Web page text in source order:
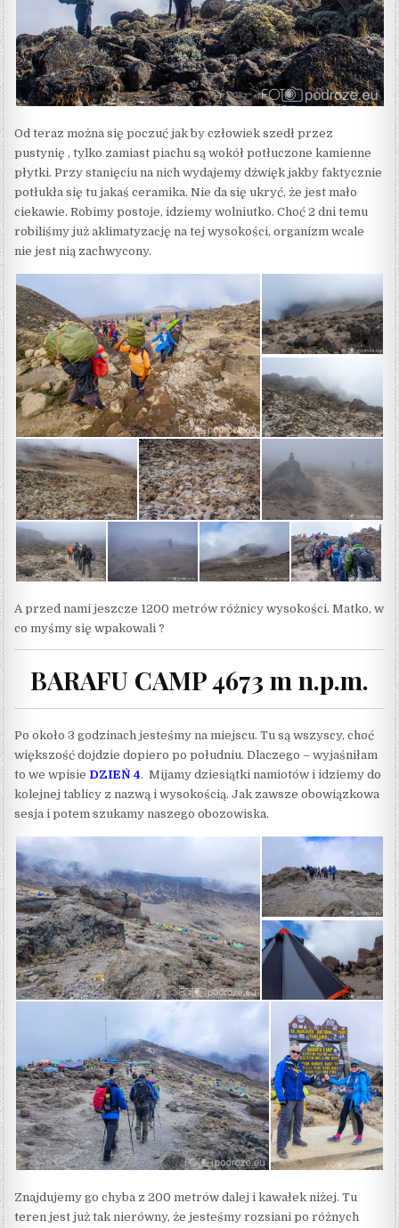
Od teraz można się poczuć jak by człowiek szedł przez
pustynię , tylko zamiast piachu są wokół potłuczone kamienne
płytki. Przy stanięciu na nich wydajemy dźwięk jakby faktycznie
potłukła się tu jakaś ceramika. Nie da się ukryć, że jest mało
ciekawie. Robimy postoje, idziemy wolniutko. Choć 2 dni temu
robiliśmy już aklimatyzację na tej wysokości, organizm wcale
nie jest nią zachwycony.
A przed nami jeszcze 1200 metrów różnicy wysokości. Matko, w
co myśmy się wpakowali ?
BARAFU CAMP 4673 m n.p.m.
Po około 3 godzinach jesteśmy na miejscu. Tu są wszyscy, choć
większość dojdzie dopiero po południu. Dlaczego – wyjaśniłam
to we wpisie DZIEŃ 4. Mijamy dziesiątki namiotów i idziemy do
kolejnej tablicy z nazwą i wysokością. Jak zawsze obowiązkowa
sesja i potem szukamy naszego obozowiska.
Znajdujemy go chyba z 200 metrów dalej i kawałek niżej. Tu
teren jest już tak nierówny, że jesteśmy rozsiani po różnych